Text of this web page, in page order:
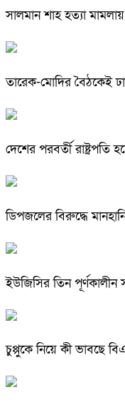
সালমান শাহ হত্যা
তারেক-মোদির বৈঠকেই
দেশের পরবর্তী রাষ্ট্রপতি
ডিপজলের বিরুদ্ধে
ইউজিসির তিন পূর্ণকালীন
চুপ্পুকে নিয়ে কী ভাবছে